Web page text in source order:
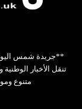
**جريدة شمس اليوم
تنقل الأخبار
متنوع